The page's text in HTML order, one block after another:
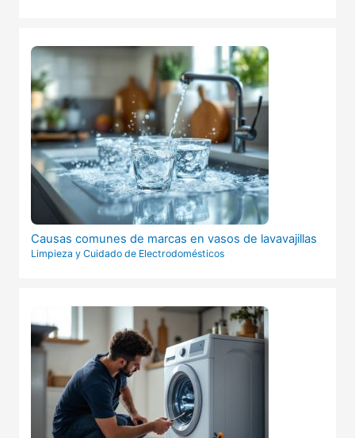
Causas comunes de marcas en vasos de lavavajillas
Limpieza y Cuidado de Electrodomésticos